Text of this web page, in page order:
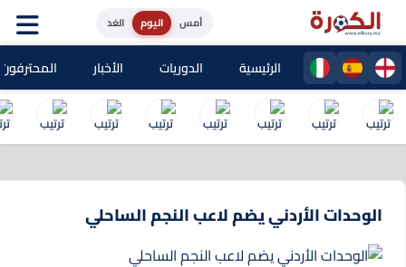
اليوم الغد
الرئيسية الدوريات الأخبار المحترفون
الوحدات الأردني يضم لاعب النجم الساحلي